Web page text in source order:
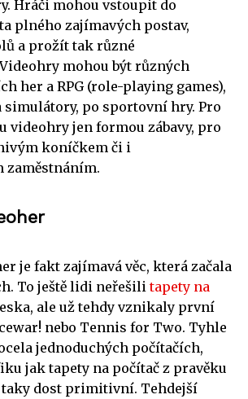
Hráči mohou vstoupit do
plného zajímavých postav,
a prožít tak různé
mohou být různých
her a RPG (role-playing games),
simulátory, po sportovní hry. Pro
videohry jen formou zábavy, pro
koníčkem či i
je fakt zajímavá věc, která začala
To ještě lidi neřešilitapety na
ale už tehdy vznikaly první
nebo Tennis for Two. Tyhle
jednoduchých počítačích,
jak tapety na počítač z pravěku
taky dost primitivní. Tehdejší